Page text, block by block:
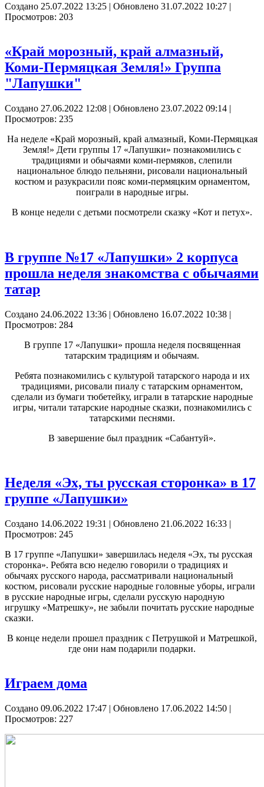
Создано 25.07.2022 13:25 | Обновлено 31.07.2022 10:27 |
Просмотров: 203
«Край морозный, край алмазный,
Коми-Пермяцкая Земля!» Группа
"Лапушки"
Создано 27.06.2022 12:08 | Обновлено 23.07.2022 09:14 |
Просмотров: 235
На неделе «Край морозный, край алмазный, Коми-Пермяцкая
Земля!» Дети группы 17 «Лапушки» познакомились с
традициями и обычаями коми-пермяков, слепили
национальное блюдо пельняни, рисовали национальный
костюм и разукрасили пояс коми-пермяцким орнаментом,
поиграли в народные игры.
В конце недели с детьми посмотрели сказку «Кот и петух».
В группе №17 «Лапушки» 2 корпуса
прошла неделя знакомства с обычаями
татар
Создано 24.06.2022 13:36 | Обновлено 16.07.2022 10:38 |
Просмотров: 284
В группе 17 «Лапушки» прошла неделя посвященная
татарским традициям и обычаям.
Ребята познакомились с культурой татарского народа и их
традициями, рисовали пиалу с татарским орнаментом,
сделали из бумаги тюбетейку, играли в татарские народные
игры, читали татарские народные сказки, познакомились с
татарскими песнями.
В завершение был праздник «Сабантуй».
Неделя «Эх, ты русская сторонка» в 17
группе «Лапушки»
Создано 14.06.2022 19:31 | Обновлено 21.06.2022 16:33 |
Просмотров: 245
В 17 группе «Лапушки» завершилась неделя «Эх, ты русская
сторонка». Ребята всю неделю говорили о традициях и
обычаях русского народа, рассматривали национальный
костюм, рисовали русские народные головные уборы, играли
в русские народные игры, сделали русскую народную
игрушку «Матрешку», не забыли почитать русские народные
сказки.
В конце недели прошел праздник с Петрушкой и Матрешкой,
где они нам подарили подарки.
Играем дома
Создано 09.06.2022 17:47 | Обновлено 17.06.2022 14:50 |
Просмотров: 227